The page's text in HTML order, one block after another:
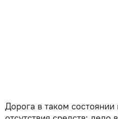
Дорога в таком состоянии